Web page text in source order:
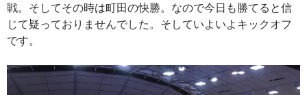
戦。そしてその時は町田の快勝。なので今日も勝てると信
じて疑っておりませんでした。そしていよいよキックオフ
です。